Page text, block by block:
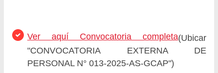
Ver aquí Convocatoria completa(Ubicar
"CONVOCATORIA EXTERNA DE
PERSONAL N° 013-2025-AS-GCAP")